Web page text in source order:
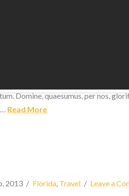
Domine, quaesumus, per nos,
Read More
2013 Florida, Travel Leave a